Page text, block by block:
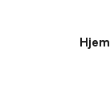
Hjem